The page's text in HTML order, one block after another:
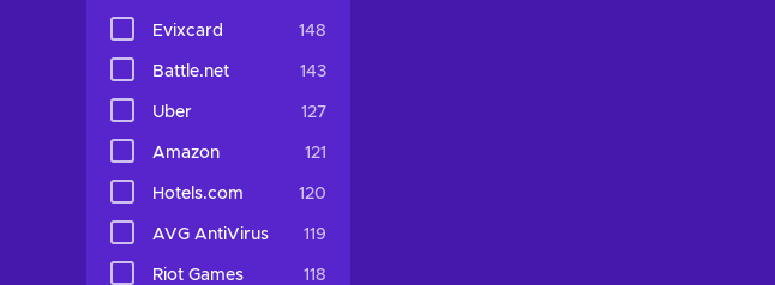
Evixcard 148
Battle.net 143
Uber 127
Amazon 121
Hotels.com 120
AVG AntiVirus 119
Riot Games 118